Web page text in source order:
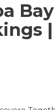
Bay
|